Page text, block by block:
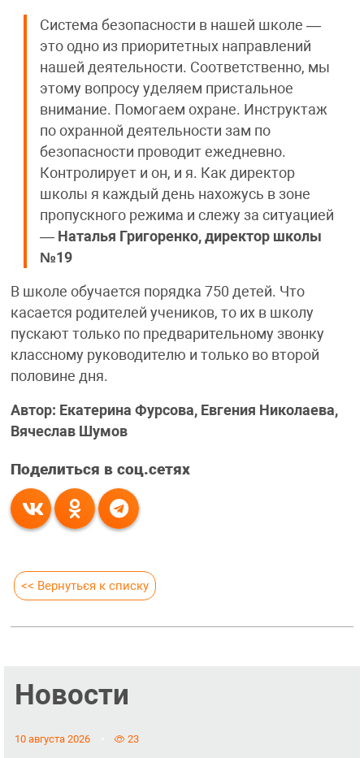
Система безопасности в нашей школе —
это одно из приоритетных направлений
нашей деятельности. Соответственно, мы
этому вопросу уделяем пристальное
внимание. Помогаем охране. Инструктаж
по охранной деятельности зам по
безопасности проводит ежедневно.
Контролирует и он, и я. Как директор
школы я каждый день нахожусь в зоне
пропускного режима и слежу за ситуацией
— Наталья Григоренко, директор школы
№19
В школе обучается порядка 750 детей. Что
касается родителей учеников, то их в школу
пускают только по предварительному звонку
классному руководителю и только во второй
половине дня.
Автор: Екатерина Фурсова, Евгения Николаева,
Вячеслав Шумов
Поделиться в соц.сетях
<< Вернуться к списку
Новости
10 августа 2026 23